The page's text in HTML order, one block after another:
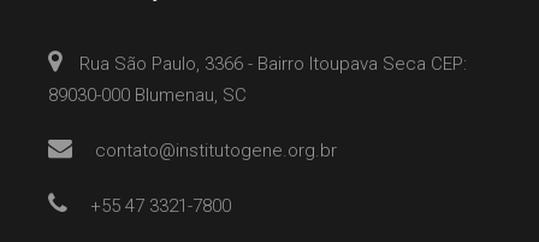
Rua São Paulo, 3366 - Bairro Itoupava Seca CEP:
89030-000 Blumenau, SC
contato@institutogene.org.br
+55 47 3321-7800